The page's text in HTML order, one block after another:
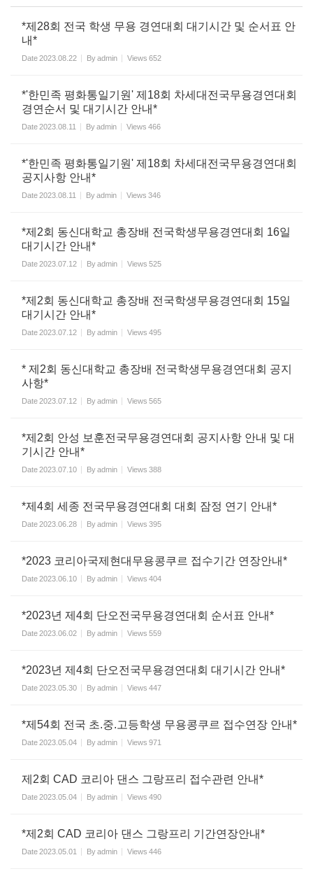
*제28회 전국 학생 무용 경연대회 대기시간 및 순서표 안
내*
Date2023.08.22 Byadmin Views 652
*'한민족 평화통일기원' 제18회 차세대전국무용경연대회
경연순서 및 대기시간 안내*
Date2023.08.11 Byadmin Views 466
*'한민족 평화통일기원' 제18회 차세대전국무용경연대회
공지사항 안내*
Date2023.08.11 Byadmin Views 346
*제2회 동신대학교 총장배 전국학생무용경연대회 16일
대기시간 안내*
Date2023.07.12 Byadmin Views 525
*제2회 동신대학교 총장배 전국학생무용경연대회 15일
대기시간 안내*
Date2023.07.12 Byadmin Views 495
* 제2회 동신대학교 총장배 전국학생무용경연대회 공지
사항*
Date2023.07.12 Byadmin Views 565
*제2회 안성 보훈전국무용경연대회 공지사항 안내 및 대
기시간 안내*
Date2023.07.10 Byadmin Views 388
*제4회 세종 전국무용경연대회 대회 잠정 연기 안내*
Date2023.06.28 Byadmin Views 395
*2023 코리아국제현대무용콩쿠르 접수기간 연장안내*
Date2023.06.10 Byadmin Views 404
*2023년 제4회 단오전국무용경연대회 순서표 안내*
Date2023.06.02 Byadmin Views 559
*2023년 제4회 단오전국무용경연대회 대기시간 안내*
Date2023.05.30 Byadmin Views 447
*제54회 전국 초.중.고등학생 무용콩쿠르 접수연장 안내*
Date2023.05.04 Byadmin Views 971
제2회 CAD 코리아 댄스 그랑프리 접수관련 안내*
Date2023.05.04 Byadmin Views 490
*제2회 CAD 코리아 댄스 그랑프리 기간연장안내*
Date2023.05.01 Byadmin Views 446